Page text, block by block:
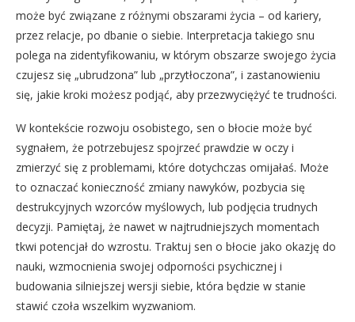
może być związane z różnymi obszarami życia – od kariery,
przez relacje, po dbanie o siebie. Interpretacja takiego snu
polega na zidentyfikowaniu, w którym obszarze swojego życia
czujesz się „ubrudzona” lub „przytłoczona”, i zastanowieniu
się, jakie kroki możesz podjąć, aby przezwyciężyć te trudności.
W kontekście rozwoju osobistego, sen o błocie może być
sygnałem, że potrzebujesz spojrzeć prawdzie w oczy i
zmierzyć się z problemami, które dotychczas omijałaś. Może
to oznaczać konieczność zmiany nawyków, pozbycia się
destrukcyjnych wzorców myślowych, lub podjęcia trudnych
decyzji. Pamiętaj, że nawet w najtrudniejszych momentach
tkwi potencjał do wzrostu. Traktuj sen o błocie jako okazję do
nauki, wzmocnienia swojej odporności psychicznej i
budowania silniejszej wersji siebie, która będzie w stanie
stawić czoła wszelkim wyzwaniom.